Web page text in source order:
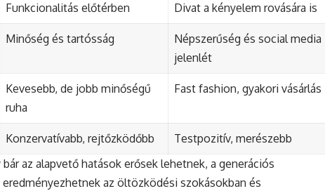
Funkcionalitás előtérben Divat a kényelem rovására is
Minőség és tartósság
Népszerűség és social media
jelenlét
Kevesebb, de jobb minőségű
ruha
Fast fashion, gyakori vásárlás
Konzervatívabb, rejtőzködőbb
Testpozitív, merészebb
az alapvető hatások erősek lehetnek, a generációs
az öltözködési szokásokban és